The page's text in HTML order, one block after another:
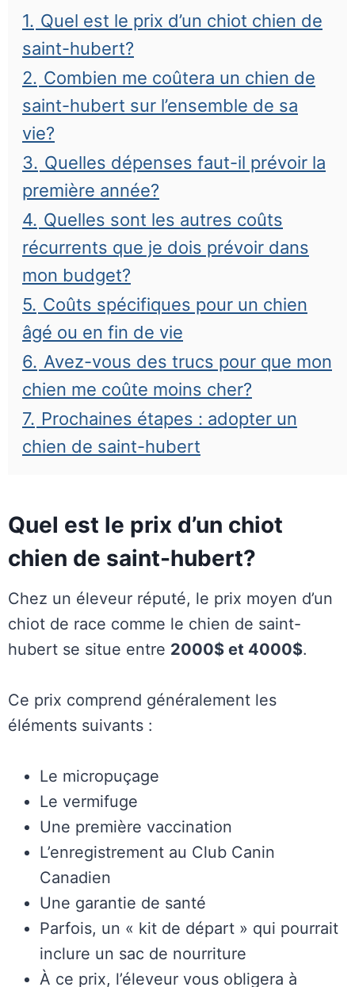
1. Quel est le prix d’un chiot chien de
saint-hubert?
2. Combien me coûtera un chien de
saint-hubert sur l’ensemble de sa
vie?
3. Quelles dépenses faut-il prévoir la
première année?
4. Quelles sont les autres coûts
récurrents que je dois prévoir dans
mon budget?
5. Coûts spécifiques pour un chien
âgé ou en fin de vie
6. Avez-vous des trucs pour que mon
chien me coûte moins cher?
7. Prochaines étapes : adopter un
chien de saint-hubert
Quel est le prix d’un chiot
chien de saint-hubert?
Chez un éleveur réputé, le prix moyen d’un
chiot de race comme le chien de saint-
hubert se situe entre 2000$ et 4000$.
Ce prix comprend généralement les
éléments suivants :
Le micropuçage
Le vermifuge
Une première vaccination
L’enregistrement au Club Canin
Canadien
Une garantie de santé
Parfois, un « kit de départ » qui pourrait
inclure un sac de nourriture
À ce prix, l’éleveur vous obligera à